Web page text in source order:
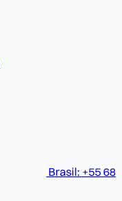
Brasil: +55 68